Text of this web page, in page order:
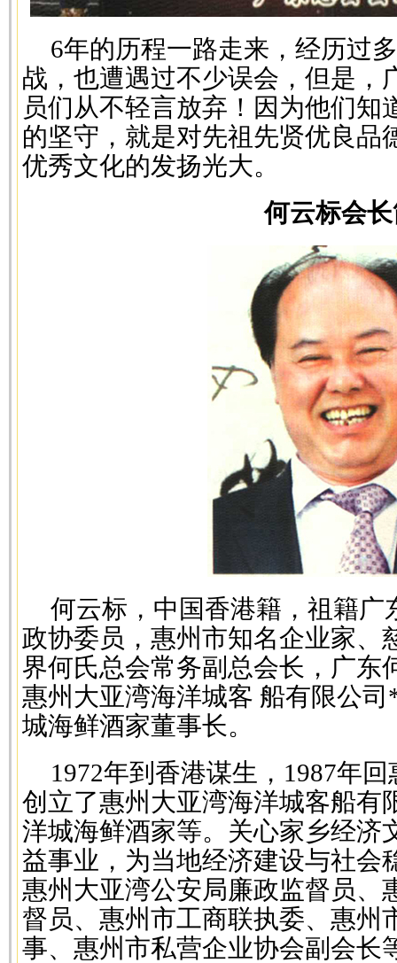
6年的历程一路走来，经历过
战，也遭遇过不少误会，但是，
员们从不轻言放弃！因为他们知
的坚守，就是对先祖先贤优良品
优秀文化的发扬光大。
何云标会
何云标，中国香港籍，祖籍广
政协委员，惠州市知名企业家、
界何氏总会常务副总会长，广东
惠州大亚湾海洋城客 船有限公
城海鲜酒家董事长。
1972年到香港谋生，1987年
创立了惠州大亚湾海洋城客船有
洋城海鲜酒家等。关心家乡经济
益事业，为当地经济建设与社会
惠州大亚湾公安局廉政监督员、
督员、惠州市工商联执委、惠州
事、惠州市私营企业协会副会长